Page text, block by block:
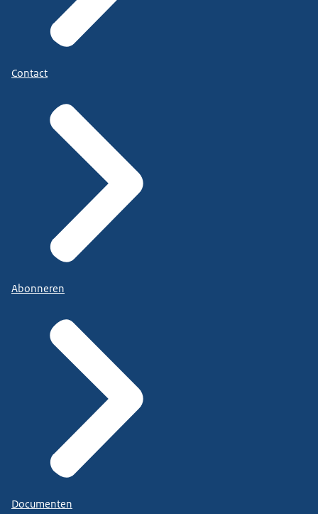
Contact
Abonneren
Documenten